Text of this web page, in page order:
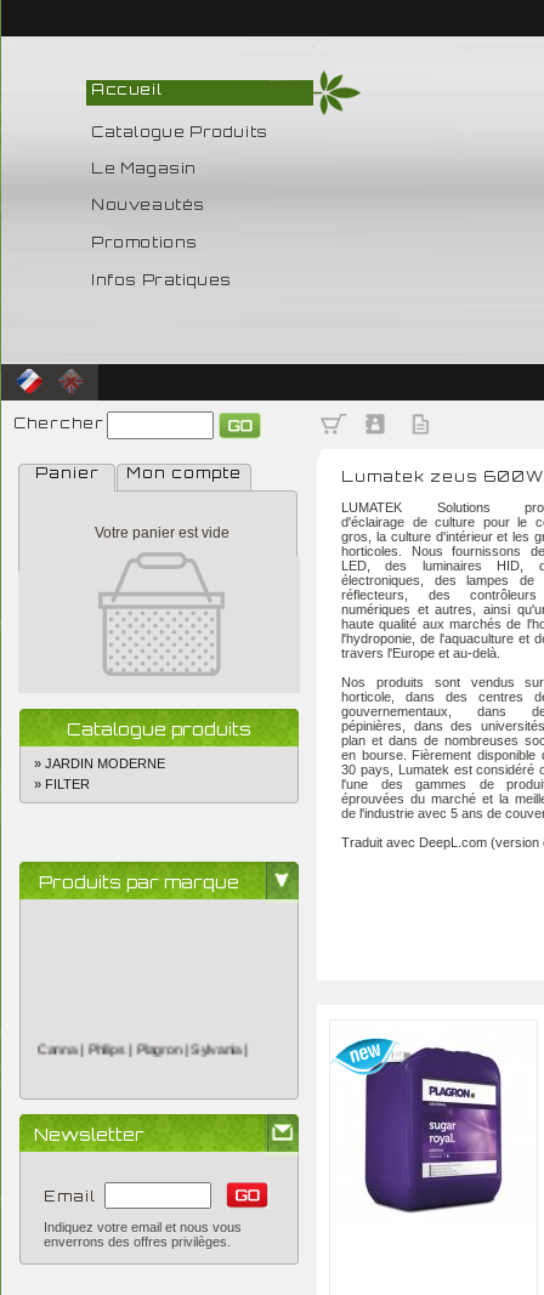
Accueil
Catalogue Produits
Le Magasin
Nouveautés
Promotions
Infos Pratiques
Chercher
Panier Mon compte
Votre panier est vide
Catalogue produits
» JARDIN MODERNE
» FILTER
Produits par marque
Newsletter
Email
Indiquez votre email et nous vous
enverrons des offres privilèges.
Lumatek zeus 600W
LUMATEK Solutions
d'éclairage de culture pour le
gros, la culture d'intérieur et les
horticoles. Nous fournissons
LED, des luminaires HID,
électroniques, des lampes de
réflecteurs, des contrôleurs
numériques et autres, ainsi
haute qualité aux marchés de
l'hydroponie, de l'aquaculture et
travers l'Europe et au-delà.
Nos produits sont vendus
horticole, dans des centres
gouvernementaux, dans
pépinières, dans des
plan et dans de nombreuses
en bourse. Fièrement disponible
30 pays, Lumatek est considéré
l'une des gammes de
éprouvées du marché et la
de l'industrie avec 5 ans de
Traduit avec DeepL.com (version